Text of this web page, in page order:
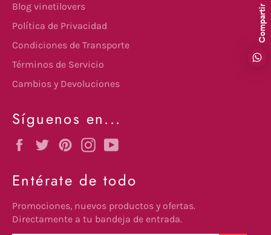
Blog vinetilovers
Política de Privacidad
Condiciones de Transporte
Términos de Servicio
Cambios y Devoluciones
Síguenos en...
FacebookTwitterPinterestInstagram
Entérate de todo
Promociones, nuevos productos y ofertas.
Directamente a tu bandeja de entrada.
Compartir